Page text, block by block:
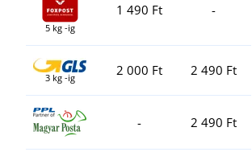
5 kg -ig
1 490 Ft -
3 kg -ig 2 000 Ft 2 490 Ft
- 2 490 Ft